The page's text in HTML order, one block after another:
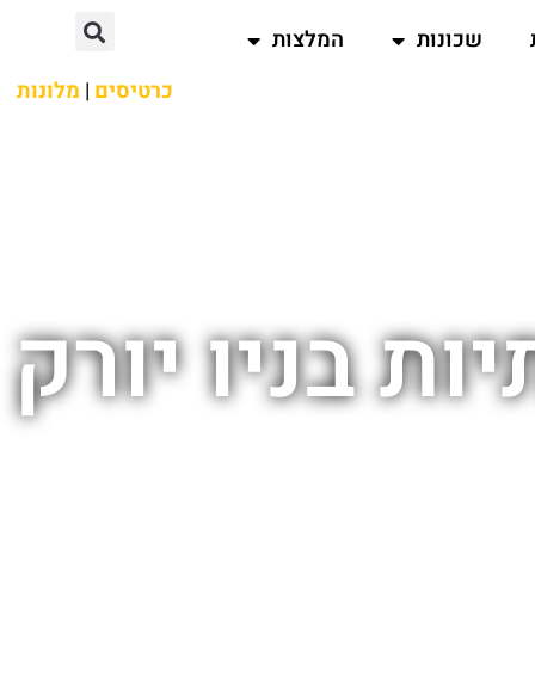
שכונות
המלצות
כרטיסים | מלונות
בניו יורק